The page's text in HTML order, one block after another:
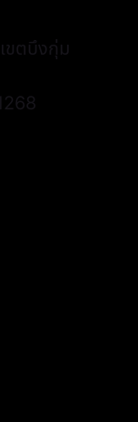
ขตบึงกุ่ม